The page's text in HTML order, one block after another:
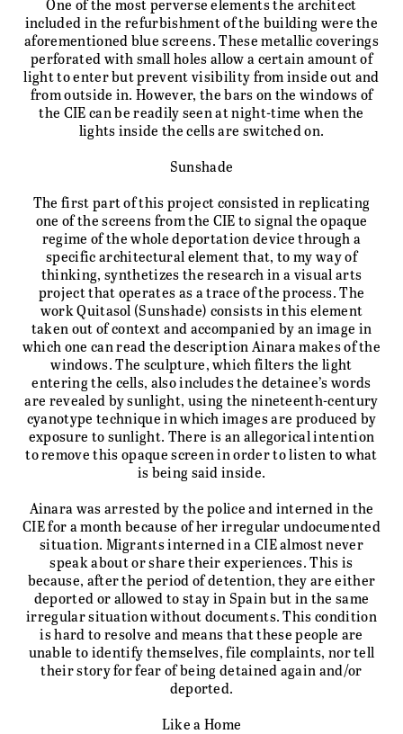
One of the most perverse elements the architect
included in the refurbishment of the building were the
aforementioned blue screens. These metallic coverings
perforated with small holes allow a certain amount of
light to enter but prevent visibility from inside out and
from outside in. However, the bars on the windows of
the CIE can be readily seen at night-time when the
lights inside the cells are switched on.
Sunshade
The first part of this project consisted in replicating
one of the screens from the CIE to signal the opaque
regime of the whole deportation device through a
specific architectural element that, to my way of
thinking, synthetizes the research in a visual arts
project that operates as a trace of the process. The
work Quitasol (Sunshade) consists in this element
taken out of context and accompanied by an image in
which one can read the description Ainara makes of the
windows. The sculpture, which filters the light
entering the cells, also includes the detainee’s words
are revealed by sunlight, using the nineteenth-century
cyanotype technique in which images are produced by
exposure to sunlight. There is an allegorical intention
to remove this opaque screen in order to listen to what
is being said inside.
Ainara was arrested by the police and interned in the
CIE for a month because of her irregular undocumented
situation. Migrants interned in a CIE almost never
speak about or share their experiences. This is
because, after the period of detention, they are either
deported or allowed to stay in Spain but in the same
irregular situation without documents. This condition
is hard to resolve and means that these people are
unable to identify themselves, file complaints, nor tell
their story for fear of being detained again and/or
deported.
Like a Home